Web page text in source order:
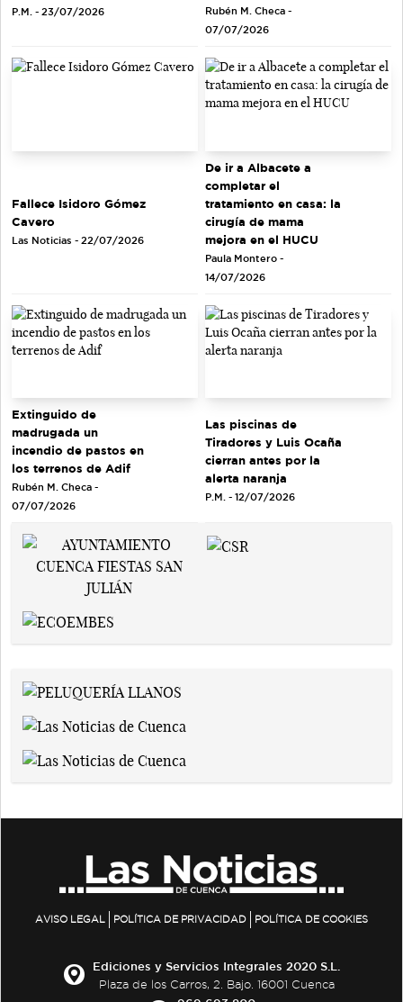
P.M. - 23/07/2026
Rubén M. Checa -
07/07/2026
Fallece Isidoro Gómez
Cavero
Las Noticias - 22/07/2026
De ir a Albacete a
completar el
tratamiento en casa: la
cirugía de mama
mejora en el HUCU
Paula Montero -
14/07/2026
Extinguido de
madrugada un
incendio de pastos en
los terrenos de Adif
Rubén M. Checa -
07/07/2026
Las piscinas de
Tiradores y Luis Ocaña
cierran antes por la
alerta naranja
P.M. - 12/07/2026
AVISO LEGAL POLÍTICA DE PRIVACIDAD POLÍTICA DE COOKIES
Ediciones y Servicios Integrales 2020 S.L.
Plaza de los Carros, 2. Bajo. 16001 Cuenca